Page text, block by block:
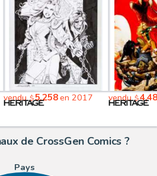
vendu$5,258en 2017 vendu$
de CrossGen Comics ?
Pays